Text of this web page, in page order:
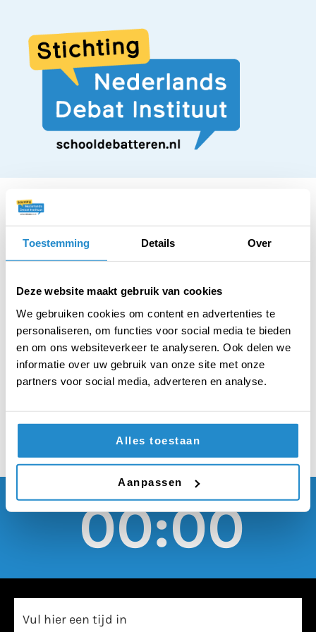
Toestemming Details Over
Deze website maakt gebruik van cookies
We gebruiken cookies om content en advertenties te
personaliseren, om functies voor social media te bieden
en om ons websiteverkeer te analyseren. Ook delen we
informatie over uw gebruik van onze site met onze
partners voor social media, adverteren en analyse.
Alles toestaan
Aanpassen
STELLING
Tijdens rampen
moeten plunderaars
dubbel zo zwaar
gestraft worden
00:00